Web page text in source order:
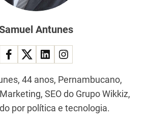
Antunes
44 anos, Pernambucano,
SEO do Grupo Wikkiz,
por política e tecnologia.